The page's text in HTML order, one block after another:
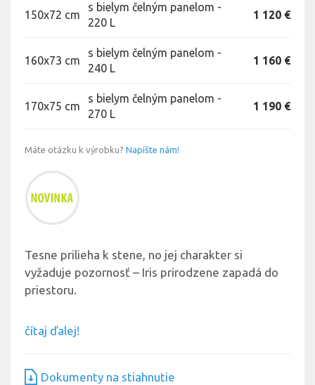
150x72 cm
s bielym čelným panelom -
220 L
1 120 €
160x73 cm
s bielym čelným panelom -
240 L
1 160 €
170x75 cm
s bielym čelným panelom -
270 L
1 190 €
Máte otázku k výrobku? Napíšte nám!
Tesne prilieha k stene, no jej charakter si
vyžaduje pozornosť – Iris prirodzene zapadá do
priestoru.
čítaj ďalej!
Dokumenty na stiahnutie